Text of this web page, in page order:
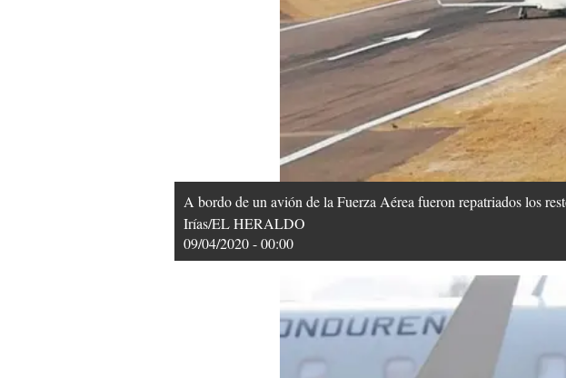
A bordo de un avión de la Fuerza Aérea fueron repatriados los
Irías/EL HERALDO
09/04/2020 - 00:00